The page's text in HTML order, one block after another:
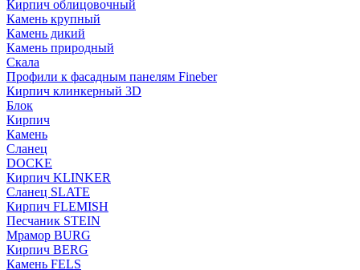
Кирпич облицовочный
Камень крупный
Камень дикий
Камень природный
Скала
Профили к фасадным панелям Fineber
Кирпич клинкерный 3D
Блок
Кирпич
Камень
Сланец
DOCKE
Кирпич KLINKER
Сланец SLATE
Кирпич FLEMISH
Пес­ча­ник STEIN
Мрамор BURG
Кирпич BERG
Камень FELS